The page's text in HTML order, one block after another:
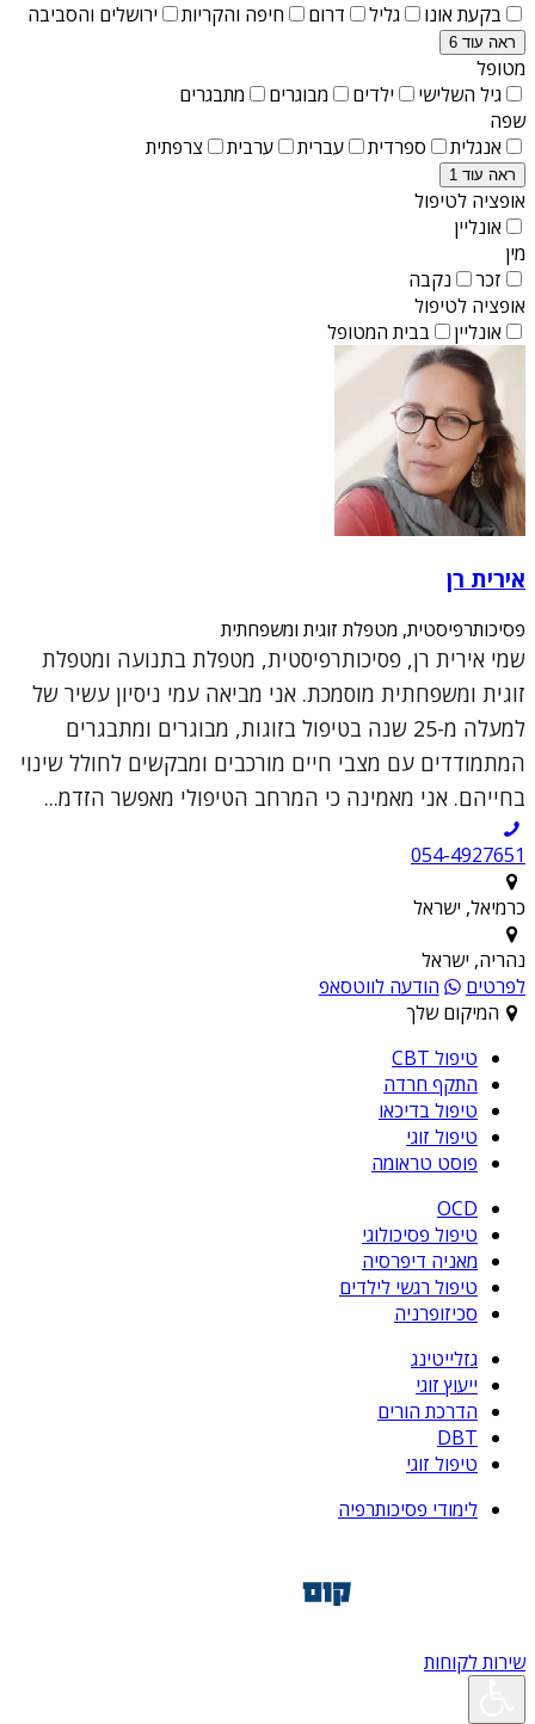
בקעת אונו
גליל דרום חיפה והקריות ירושלים והסביבה
ראה עוד 6
מטופל
גיל השלישי
ילדים מבוגרים
מתבגרים
שפה
אנגלית
ספרדית עברית ערבית צרפתית
ראה עוד 1
אופציה לטיפול
אונליין
מין
זכר
נקבה
אופציה לטיפול
אונליין
בבית המטופל
אירית רן
פסיכותרפיסטית, מטפלת זוגית ומשפחתית
שמי אירית רן, פסיכותרפיסטית, מטפלת בתנועה ומטפלת
זוגית ומשפחתית מוסמכת. אני מביאה עמי ניסיון עשיר של
למעלה מ-25 שנה בטיפול בזוגות, מבוגרים ומתבגרים
המתמודדים עם מצבי חיים מורכבים ומבקשים לחולל שינוי
בחייהם. אני מאמינה כי המרחב הטיפולי מאפשר הזדמ...
054-4927651
כרמיאל, ישראל
נהריה, ישראל
לפרטים
הודעה לווטסאפ
המיקום שלך
טיפול CBT
התקף חרדה
טיפול בדיכאו
טיפול זוגי
פוסט טראומה
OCD
טיפול פסיכולוגי
מאניה דיפרסיה
טיפול רגשי לילדים
סכיזופרניה
גזלייטינג
ייעוץ זוגי
הדרכת הורים
DBT
טיפול זוגי
לימודי פסיכותרפיה
שירות לקוחות